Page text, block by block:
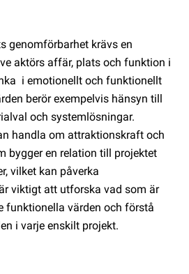
genomförbarhet krävs en
aktörs affär, plats och funktion i
i emotionellt och funktionellt
berör exempelvis hänsyn till
och systemlösningar.
handla om attraktionskraft och
bygger en relation till projektet
vilket kan påverka
viktigt att utforska vad som är
funktionella värden och förstå
i varje enskilt projekt.